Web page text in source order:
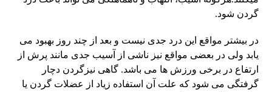
گردن شود.
در بیشتر مواقع این درد جدی نیست و بعد از چند روز بهبود می
یابد ولی در بعضی مواقع نیز ناشی از آسیب جدی مانند پرش از
ارتفاع در برخی ورزش ها می باشد. گاهی نیزگردن دچار
گرفتگی می شود که علت آن استفاده زیاد از عضلات گردن یا